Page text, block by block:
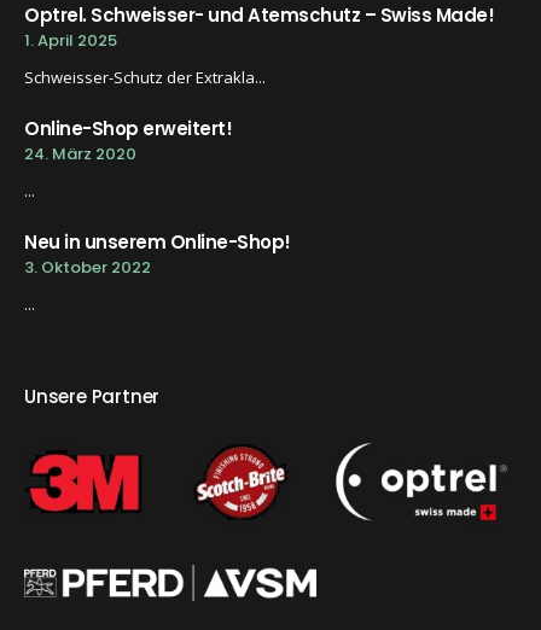
Optrel. Schweisser- und Atemschutz – Swiss Made!
1. April 2025
Schweisser-Schutz der Extrakla...
Online-Shop erweitert!
24. März 2020
...
Neu in unserem Online-Shop!
3. Oktober 2022
...
Unsere Partner